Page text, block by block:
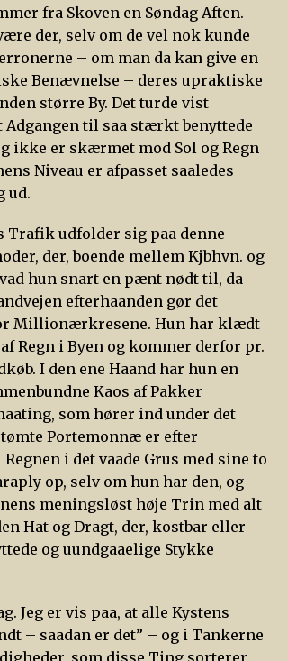
fra Skoven en Søndag Aften.
der, selv om de vel nok kunde
– om man da kan give en
Benævnelse – deres upraktiske
større By. Det turde vist
Adgangen til saa stærkt benyttede
ikke er skærmet mod Sol og Regn
Niveau er afpasset saaledes
ud.
Trafik udfolder sig paa denne
der, boende mellem Kjbhvn. og
hun snart en pænt nødt til, da
efterhaanden gør det
Millionærkresene. Hun har klædt
Regn i Byen og kommer derfor pr.
I den ene Haand har hun en
Kaos af Pakker
som hører ind under det
Portemonnæ er efter
i det vaade Grus med sine to
op, selv om hun har den, og
meningsløst høje Trin med alt
Hat og Dragt, der, kostbar eller
og uundgaaelige Stykke
Jeg er vis paa, at alle Kystens
– saadan er det” – og i Tankerne
som disse Ting sorterer